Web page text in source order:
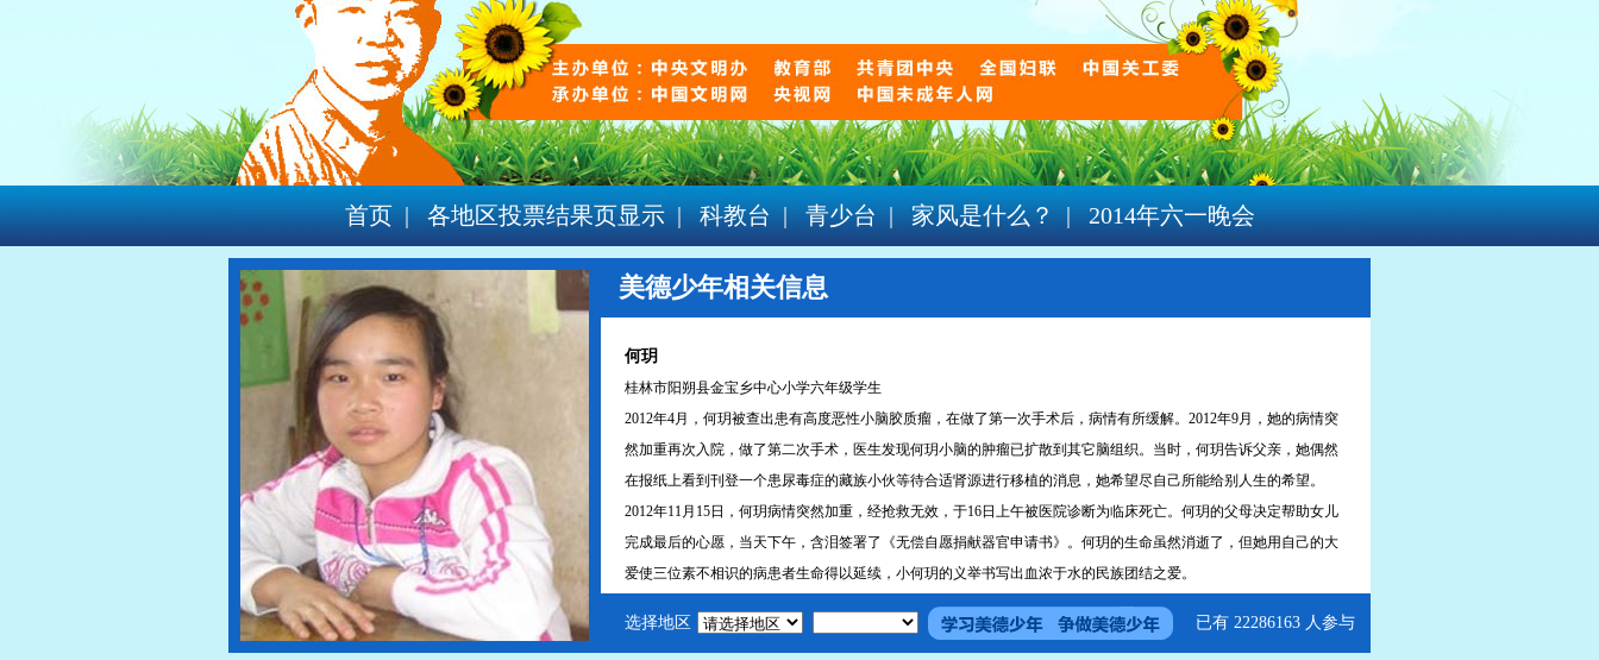
首页 | 各地区投票结果页显示 | 科教台 | 青少台 | 家风是什么？ | 2014年六一晚会
美德少年相关信息
何玥
桂林市阳朔县金宝乡中心小学六年级学生
2012年4月，何玥被查出患有高度恶性小脑胶质瘤，在做了第一次手术后，病情有所缓解。2012年9月，她的病情突
然加重再次入院，做了第二次手术，医生发现何玥小脑的肿瘤已扩散到其它脑组织。当时，何玥告诉父亲，她偶然
在报纸上看到刊登一个患尿毒症的藏族小伙等待合适肾源进行移植的消息，她希望尽自己所能给别人生的希望。
2012年11月15日，何玥病情突然加重，经抢救无效，于16日上午被医院诊断为临床死亡。何玥的父母决定帮助女儿
完成最后的心愿，当天下午，含泪签署了《无偿自愿捐献器官申请书》。何玥的生命虽然消逝了，但她用自己的大
爱使三位素不相识的病患者生命得以延续，小何玥的义举书写出血浓于水的民族团结之爱。
选择地区 已有 22286163 人参与